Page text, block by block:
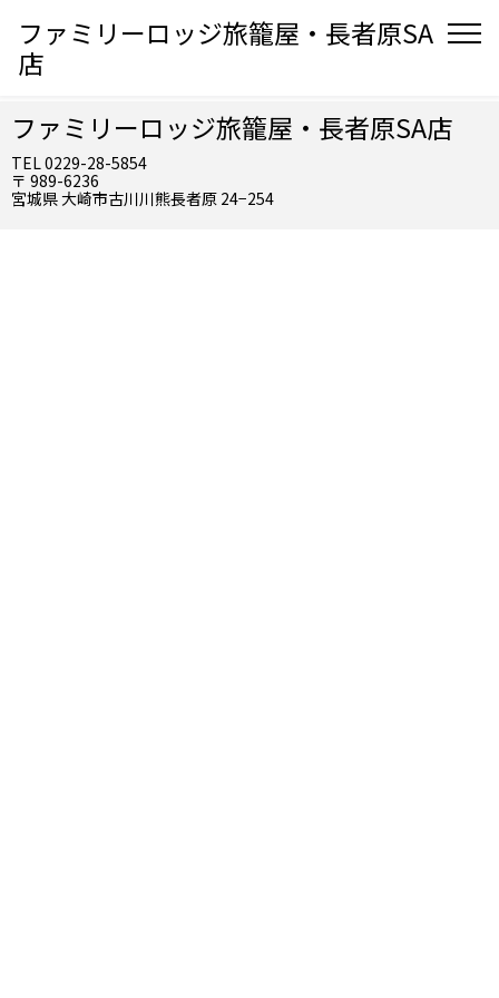
ファミリーロッジ旅籠屋・長者原SA
店
ファミリーロッジ旅籠屋・長者原SA店
TEL 0229-28-5854
〒 989-6236
宮城県 大崎市古川川熊長者原 24−254